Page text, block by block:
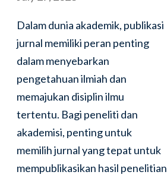
Dalam dunia akademik, publikasi
jurnal memiliki peran penting
dalam menyebarkan
pengetahuan ilmiah dan
memajukan disiplin ilmu
tertentu. Bagi peneliti dan
akademisi, penting untuk
memilih jurnal yang tepat untuk
mempublikasikan hasil penelitian